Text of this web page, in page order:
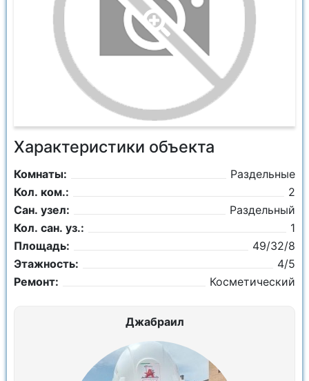
Характеристики объекта
Комнаты:
Раздельные
Кол. ком.:
2
Сан. узел:
Раздельный
Кол. сан. уз.:
1
Площадь:
49/32/8
Этажность:
4/5
Ремонт:
Косметический
Джабраил